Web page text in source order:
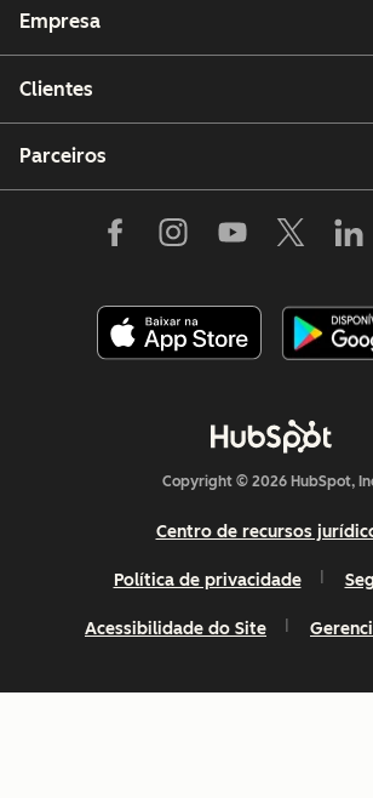
Empresa
Clientes
Parceiros
Copyright © 2026 HubSpot,
Centro de recursos
Política de privacidade
Acessibilidade do Site